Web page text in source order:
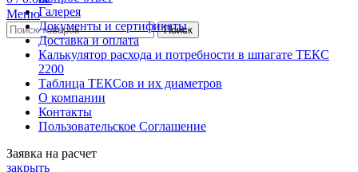
Меню
Поиск
Галерея
Документы и сертификаты
Доставка и оплата
Калькулятор расхода и потребности в шпагате ТЕКС
2200
Таблица ТЕКСов и их диаметров
О компании
Контакты
Пользовательское Соглашение
Заявка на расчет
закрыть